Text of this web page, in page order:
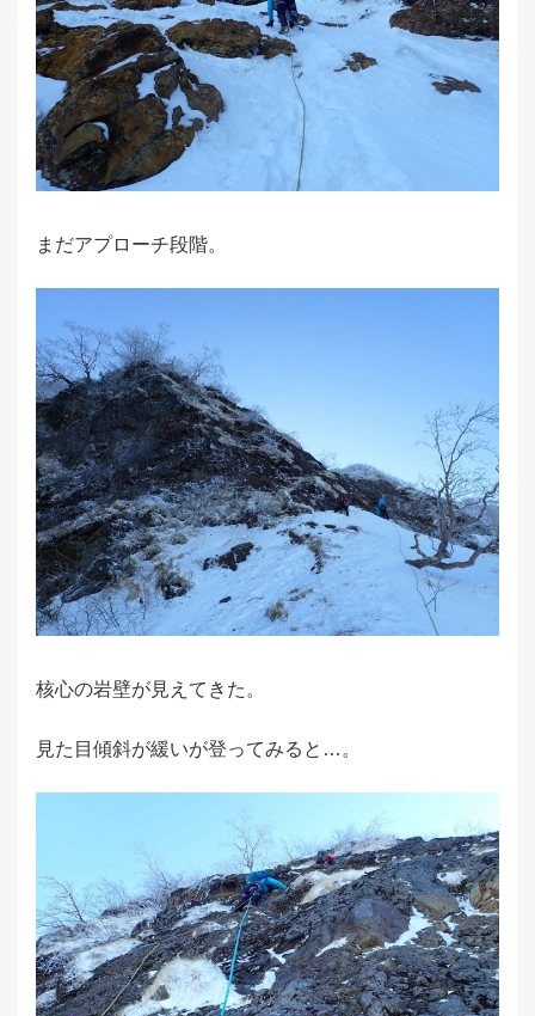
まだアプローチ段階。
核心の岩壁が見えてきた。
見た目傾斜が緩いが登ってみると…。